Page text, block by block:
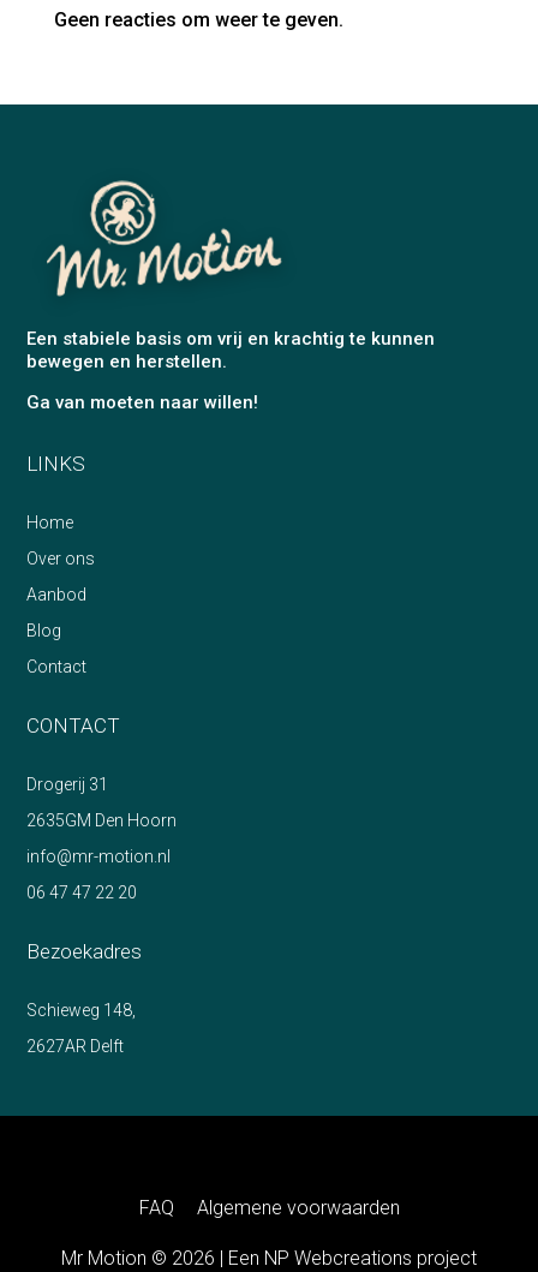
Geen reacties om weer te geven.
Een stabiele basis om vrij en krachtig te kunnen
bewegen en herstellen.
Ga van moeten naar willen!
LINKS
Home
Over ons
Aanbod
Blog
Contact
CONTACT
Drogerij 31
2635GM Den Hoorn
info@mr-motion.nl
06 47 47 22 20
Bezoekadres
Schieweg 148,
2627AR Delft
FAQ Algemene voorwaarden
Mr Motion © 2026 | Een NP Webcreations project